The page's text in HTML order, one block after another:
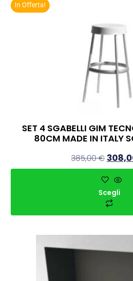
In Offerta!
SET 4 SGABELLI GIM
80CM MADE IN ITALY
385,00€
Scegli